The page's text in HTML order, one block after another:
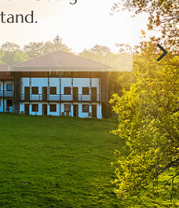
uns die
zu treffen.